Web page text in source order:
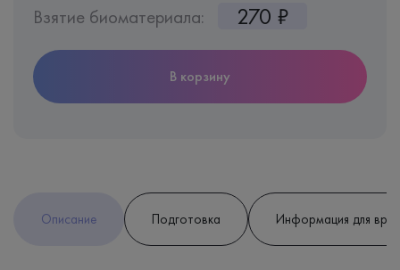
Взятие биоматериала: 270 ₽
В корзину
Описание Подготовка Информация для